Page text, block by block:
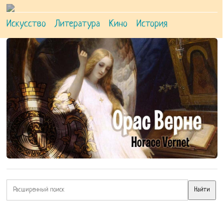
Искусство Литература Кино История